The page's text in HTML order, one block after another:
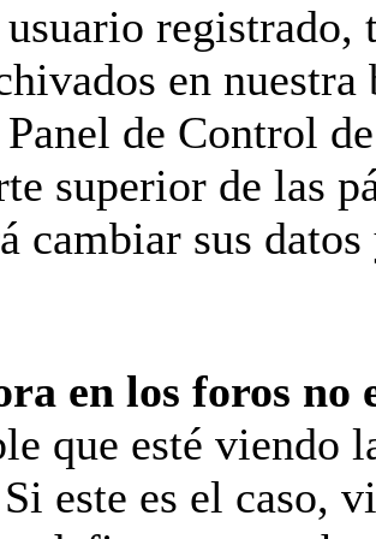
registrado,
en
de Control
superior de las
cambiar sus
en los foros no
que esté viendo
este es el caso,